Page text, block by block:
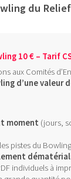
du
10 € – Tarif
aux Comités
d’une valeur
moment (jours,
pistes du
individuels à